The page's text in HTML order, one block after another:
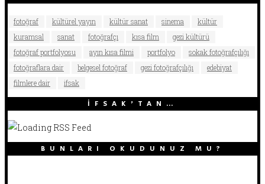
fotoğraf kültürel yayın kültür sanat sinema
kültür
kuramsal
sanat fotoğrafçı kısa film
gezi kültürü
fotoğraf portfolyosu
ayın kısa filmi portfolyo
sokak fotoğrafçılığı
fotoğraflara dair
belgesel fotoğraf gezi fotoğrafçılığı
edebiyat
filmlere dair
ifsak
İFSAK’TAN…
BUNLARI OKUDUNUZ MU?